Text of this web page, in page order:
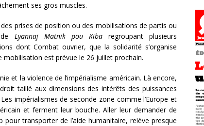
ses gros muscles.
prises de position ou des mobilisations de partis ou
Lyannaj Matnik pou Kibaregroupant plusieurs
dont Combat ouvrier, que la solidarité s’organise
est prévue le 26 juillet prochain.
et la violence de l’impérialisme américain. Là encore,
taillé aux dimensions des intérêts des puissances
impérialismes de seconde zone comme l’Europe et
et ferment leur bouche. Aller leur demander de
transporter de l’aide humanitaire, relève presque